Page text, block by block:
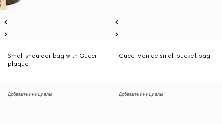
Small shoulder bag with Gucci
plaque
Gucci Venice small bucket bag
Добавьте инициалы Добавьте инициалы